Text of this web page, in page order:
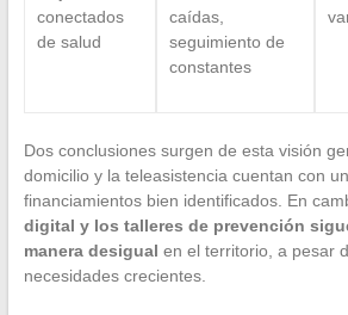
conectados
de salud
caídas,
seguimiento de
constantes
Dos conclusiones surgen de esta visión
domicilio y la teleasistencia cuentan con
financiamientos bien identificados. En
digital y los talleres de prevención
manera desigual en el territorio, a pesar
necesidades crecientes.